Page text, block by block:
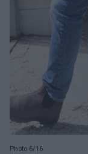
Photo 6/16